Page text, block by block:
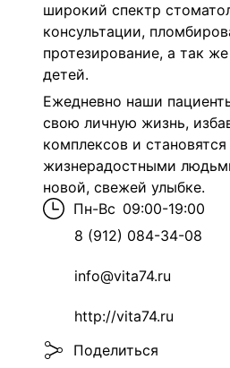
широкий спектр
консультации,
протезирование, а так
детей.
Ежедневно наши
свою личную жизнь,
комплексов и
жизнерадостными
новой, свежей улыбке.
Пн-Вс 09:00-19:00
8 (912) 084-34-08
info@vita74.ru
http://vita74.ru
Поделиться